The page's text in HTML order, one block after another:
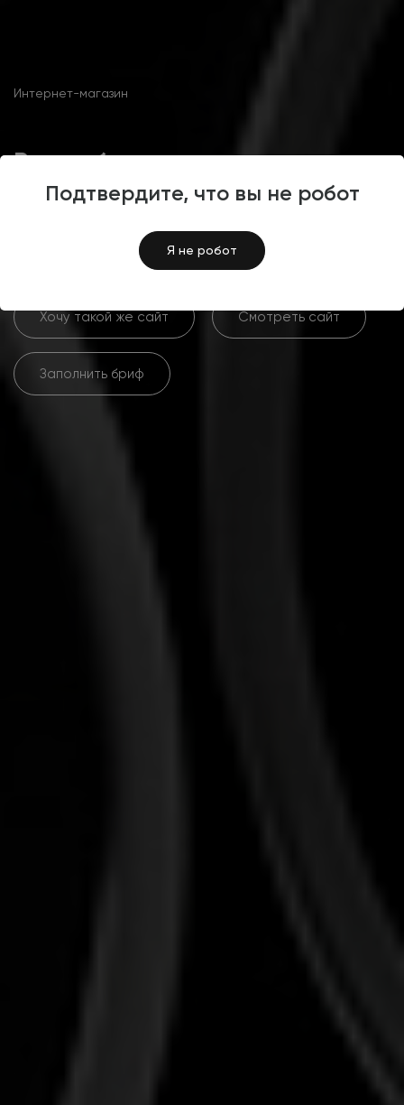
Подтвердите, что вы не робот
Я не робот
Интернет-магазин
Разработка интернет-
магазина для продавца
металлопроката «Труба 74»
Хочу такой же сайт Смотреть сайт
Заполнить бриф